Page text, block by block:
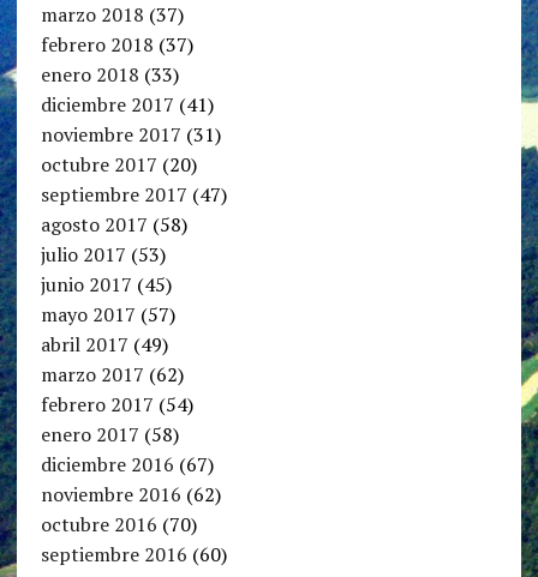
marzo 2018 (37)
febrero 2018 (37)
enero 2018 (33)
diciembre 2017 (41)
noviembre 2017 (31)
octubre 2017 (20)
septiembre 2017 (47)
agosto 2017 (58)
julio 2017 (53)
junio 2017 (45)
mayo 2017 (57)
abril 2017 (49)
marzo 2017 (62)
febrero 2017 (54)
enero 2017 (58)
diciembre 2016 (67)
noviembre 2016 (62)
octubre 2016 (70)
septiembre 2016 (60)